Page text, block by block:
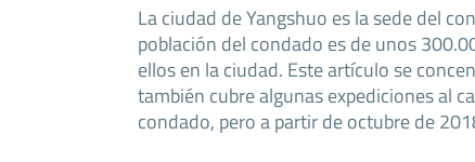
La ciudad de Yangshuo es la sede del
población del condado es de unos
ellos en la ciudad. Este artículo se
también cubre algunas expediciones al
condado, pero a partir de octubre de